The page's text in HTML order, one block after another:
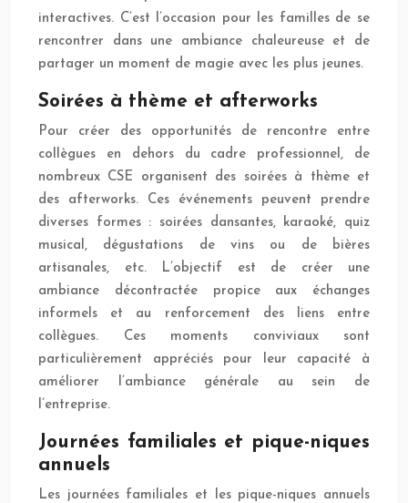
interactives. C’est l’occasion pour les familles de se
rencontrer dans une ambiance chaleureuse et de
partager un moment de magie avec les plus jeunes.
Soirées à thème et afterworks
Pour créer des opportunités de rencontre entre
collègues en dehors du cadre professionnel, de
nombreux CSE organisent des soirées à thème et
des afterworks. Ces événements peuvent prendre
diverses formes : soirées dansantes, karaoké, quiz
musical, dégustations de vins ou de bières
artisanales, etc. L’objectif est de créer une
ambiance décontractée propice aux échanges
informels et au renforcement des liens entre
collègues. Ces moments conviviaux sont
particulièrement appréciés pour leur capacité à
améliorer l’ambiance générale au sein de
l’entreprise.
Journées familiales et pique-niques
annuels
Les journées familiales et les pique-niques annuels